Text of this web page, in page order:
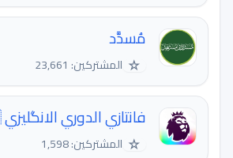
مُسدَّد
☆ المشتركين: 23,661
فانتازي الدوري الانگليزي 🇮🇶🦁
☆ المشتركين: 1,598